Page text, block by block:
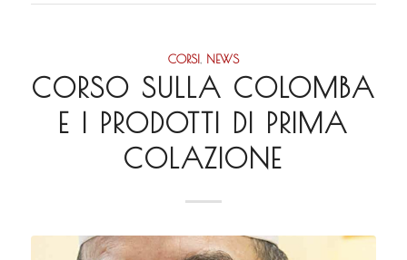
CORSI, NEWS
CORSO SULLA COLOMBA
E I PRODOTTI DI PRIMA
COLAZIONE